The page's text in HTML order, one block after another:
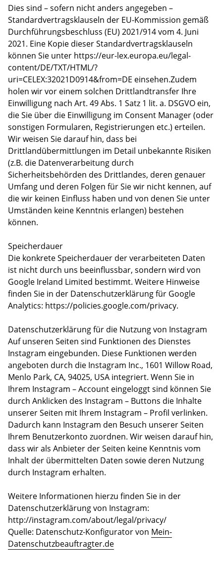
Dies sind – sofern nicht anders angegeben –
Standardvertragsklauseln der EU-Kommission gemäß
Durchführungsbeschluss (EU) 2021/914 vom 4. Juni
2021. Eine Kopie dieser Standardvertragsklauseln
können Sie unter https://eur-lex.europa.eu/legal-
content/DE/TXT/HTML/?
uri=CELEX:32021D0914&from=DE einsehen.Zudem
holen wir vor einem solchen Drittlandtransfer Ihre
Einwilligung nach Art. 49 Abs. 1 Satz 1 lit. a. DSGVO ein,
die Sie über die Einwilligung im Consent Manager (oder
sonstigen Formularen, Registrierungen etc.) erteilen.
Wir weisen Sie darauf hin, dass bei
Drittlandübermittlungen im Detail unbekannte Risiken
(z.B. die Datenverarbeitung durch
Sicherheitsbehörden des Drittlandes, deren genauer
Umfang und deren Folgen für Sie wir nicht kennen, auf
die wir keinen Einfluss haben und von denen Sie unter
Umständen keine Kenntnis erlangen) bestehen
können.
Speicherdauer
Die konkrete Speicherdauer der verarbeiteten Daten
ist nicht durch uns beeinflussbar, sondern wird von
Google Ireland Limited bestimmt. Weitere Hinweise
finden Sie in der Datenschutzerklärung für Google
Analytics: https://policies.google.com/privacy.
Datenschutzerklärung für die Nutzung von Instagram
Auf unseren Seiten sind Funktionen des Dienstes
Instagram eingebunden. Diese Funktionen werden
angeboten durch die Instagram Inc., 1601 Willow Road,
Menlo Park, CA, 94025, USA integriert. Wenn Sie in
Ihrem Instagram – Account eingeloggt sind können Sie
durch Anklicken des Instagram – Buttons die Inhalte
unserer Seiten mit Ihrem Instagram – Profil verlinken.
Dadurch kann Instagram den Besuch unserer Seiten
Ihrem Benutzerkonto zuordnen. Wir weisen darauf hin,
dass wir als Anbieter der Seiten keine Kenntnis vom
Inhalt der übermittelten Daten sowie deren Nutzung
durch Instagram erhalten.
Weitere Informationen hierzu finden Sie in der
Datenschutzerklärung von Instagram:
http://instagram.com/about/legal/privacy/
Quelle: Datenschutz-Konfigurator von Mein-
Datenschutzbeauftragter.de